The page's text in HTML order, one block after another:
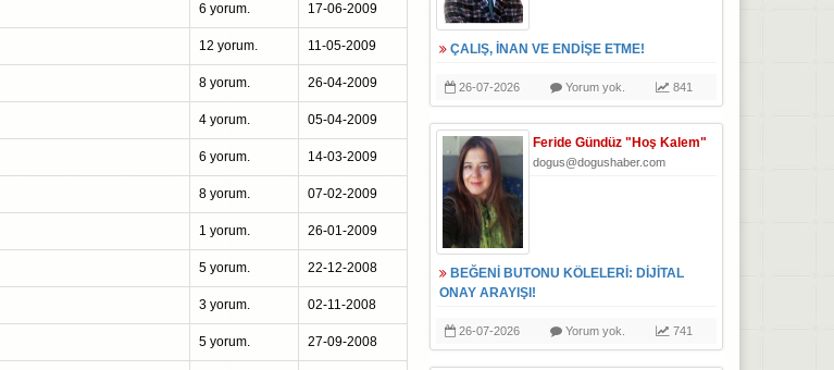
6 yorum. 17-06-2009
12 yorum. 11-05-2009
8 yorum. 26-04-2009
4 yorum. 05-04-2009
6 yorum. 14-03-2009
8 yorum. 07-02-2009
1 yorum. 26-01-2009
5 yorum. 22-12-2008
3 yorum. 02-11-2008
5 yorum. 27-09-2008
ÇALIŞ, İNAN VE ENDİŞE ETME!
26-07-2026 Yorum yok. 841
Feride Gündüz "Hoş Kalem"
dogus@dogushaber.com
BEĞENİ BUTONU KÖLELERİ: DİJİTAL
ONAY ARAYIŞI!
26-07-2026 Yorum yok. 741